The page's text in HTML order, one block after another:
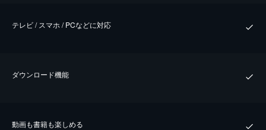
テレビ / スマホ / PCなどに対応
ダウンロード機能
動画も書籍も楽しめる